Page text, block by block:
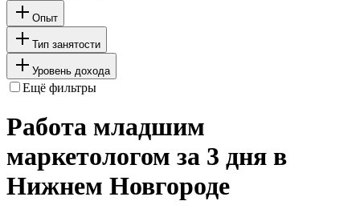
Опыт
Тип занятости
Уровень дохода
Ещё фильтры
Работа младшим
маркетологом за 3 дня в
Нижнем Новгороде